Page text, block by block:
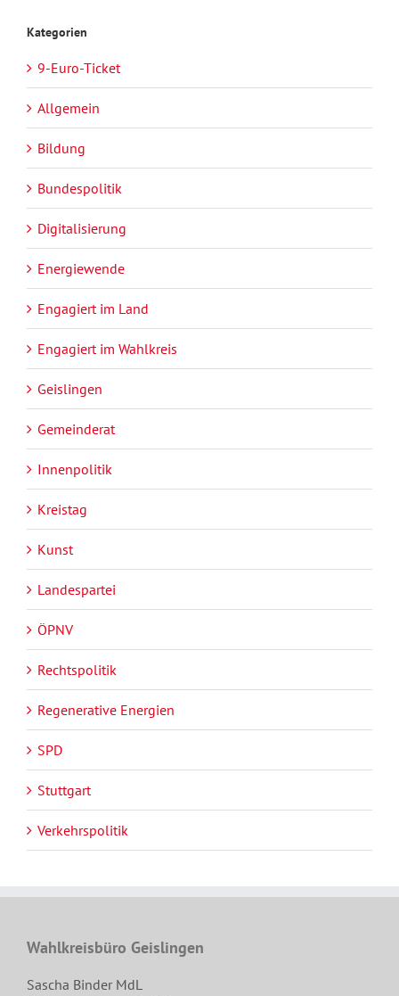
Kategorien
9-Euro-Ticket
Allgemein
Bildung
Bundespolitik
Digitalisierung
Energiewende
Engagiert im Land
Engagiert im Wahlkreis
Geislingen
Gemeinderat
Innenpolitik
Kreistag
Kunst
Landespartei
ÖPNV
Rechtspolitik
Regenerative Energien
SPD
Stuttgart
Verkehrspolitik
Wahlkreisbüro Geislingen
Sascha Binder MdL